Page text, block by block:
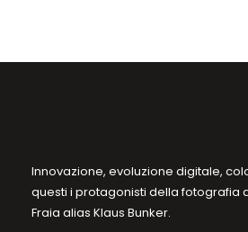
del
Innovazione, evoluzione digitale,
questi i protagonisti della fotografia
Fraia alias Klaus Bunker.